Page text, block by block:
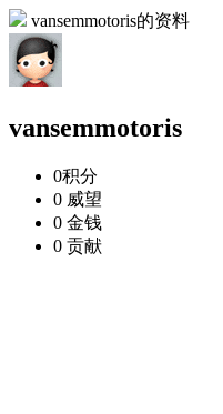
vansemmotoris的资料
vansemmotoris
0积分
0 威望
0 金钱
0 贡献